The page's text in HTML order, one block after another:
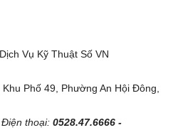
Vụ Kỹ Thuật Số VN
Phố 49, Phường An Hội Đông,
thoại: 0528.47.6666 -